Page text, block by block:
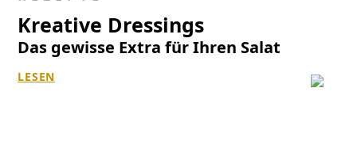
Kreative Dressings
Das gewisse Extra für Ihren Salat
LESEN